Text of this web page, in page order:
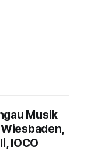
Musik
IOCO